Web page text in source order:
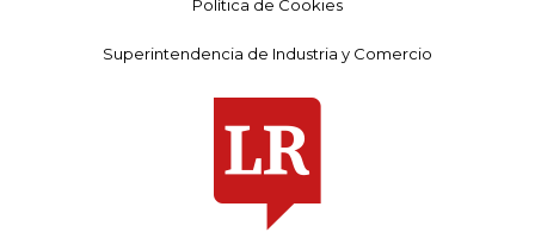
Política de Cookies
Superintendencia de Industria y Comercio